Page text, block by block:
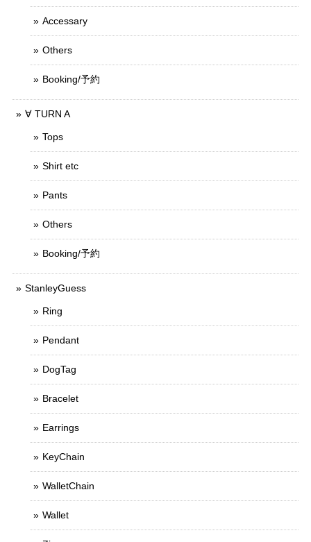
Accessary
Others
Booking/予約
∀ TURN A
Tops
Shirt etc
Pants
Others
Booking/予約
StanleyGuess
Ring
Pendant
DogTag
Bracelet
Earrings
KeyChain
WalletChain
Wallet